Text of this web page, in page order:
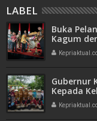
LABEL
Buka
Kagum
Gubernur
Kepada